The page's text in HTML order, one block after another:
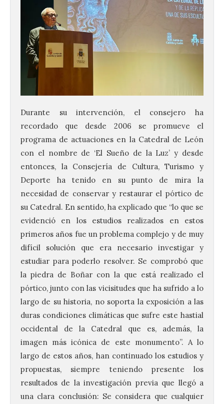
Durante su intervención, el consejero ha
recordado que desde 2006 se promueve el
programa de actuaciones en la Catedral de León
con el nombre de ‘El Sueño de la Luz’ y desde
entonces, la Consejería de Cultura, Turismo y
Deporte ha tenido en su punto de mira la
necesidad de conservar y restaurar el pórtico de
su Catedral. En sentido, ha explicado que “lo que se
evidenció en los estudios realizados en estos
primeros años fue un problema complejo y de muy
difícil solución que era necesario investigar y
estudiar para poderlo resolver. Se comprobó que
la piedra de Boñar con la que está realizado el
pórtico, junto con las vicisitudes que ha sufrido a lo
largo de su historia, no soporta la exposición a las
duras condiciones climáticas que sufre este hastial
occidental de la Catedral que es, además, la
imagen más icónica de este monumento”. A lo
largo de estos años, han continuado los estudios y
propuestas, siempre teniendo presente los
resultados de la investigación previa que llegó a
una clara conclusión: Se considera que cualquier